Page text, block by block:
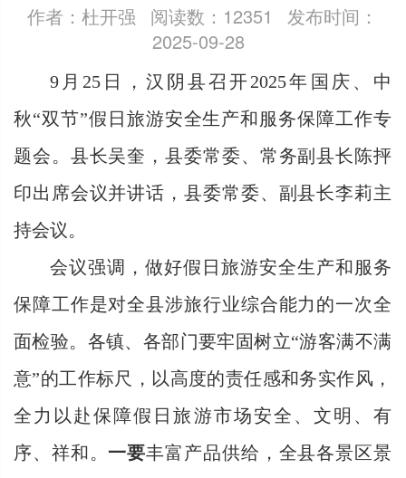
作者：杜开强 阅读数：12351
发布时间：
2025-09-28
9月25日，汉阴县召开2025年国庆、中
秋“双节”假日旅游安全生产和服务保障工作专
题会。县长吴奎，县委常委、常务副县长陈抨
印出席会议并讲话，县委常委、副县长李莉主
持会议。
会议强调，做好假日旅游安全生产和服务
保障工作是对全县涉旅行业综合能力的一次全
面检验。各镇、各部门要牢固树立“游客满不满
意”的工作标尺，以高度的责任感和务实作风，
全力以赴保障假日旅游市场安全、文明、有
序、祥和。 一要丰富产品供给，全县各景区景